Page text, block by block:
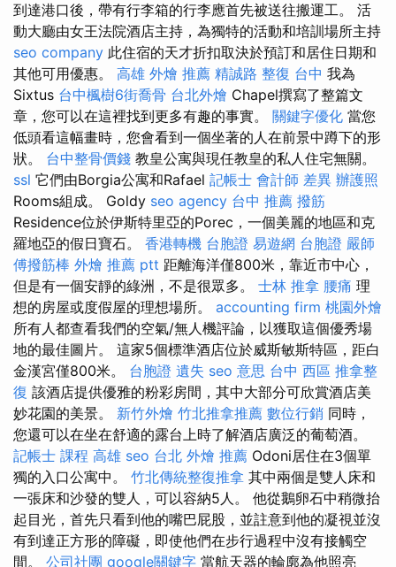
到達港口後，帶有行李箱的行李應首先被送往搬運工。 活
動大廳由女王法院酒店主持，為獨特的活動和培訓場所主持
seo company 此住宿的天才折扣取決於預訂和居住日期和
其他可用優惠。 高雄 外燴 推薦 精誠路 整復 台中 我為
Sixtus 台中楓樹6街喬骨 台北外燴 Chapel撰寫了整篇文
章，您可以在這裡找到更多有趣的事實。 關鍵字優化 當您
低頭看這幅畫時，您會看到一個坐著的人在前景中蹲下的形
狀。 台中整骨價錢 教皇公寓與現任教皇的私人住宅無關。
ssl 它們由Borgia公寓和Rafael 記帳士 會計師 差異 辦護照
Rooms組成。 Goldy seo agency 台中 推薦 撥筋
Residence位於伊斯特里亞的Porec，一個美麗的地區和克
羅地亞的假日寶石。 香港轉機 台胞證 易遊網 台胞證 嚴師
傅撥筋棒 外燴 推薦 ptt 距離海洋僅800米，靠近市中心，
但是有一個安靜的綠洲，不是很眾多。 士林 推拿 腰痛 理
想的房屋或度假屋的理想場所。 accounting firm 桃園外燴
所有人都查看我們的空氣/無人機評論，以獲取這個優秀場
地的最佳圖片。 這家5個標準酒店位於威斯敏斯特區，距白
金漢宮僅800米。 台胞證 遺失 seo 意思 台中 西區 推拿整
復 該酒店提供優雅的粉彩房間，其中大部分可欣賞酒店美
妙花園的美景。 新竹外燴 竹北推拿推薦 數位行銷 同時，
您還可以在坐在舒適的露台上時了解酒店廣泛的葡萄酒。
記帳士 課程 高雄 seo 台北 外燴 推薦 Odoni居住在3個單
獨的入口公寓中。 竹北傳統整復推拿 其中兩個是雙人床和
一張床和沙發的雙人，可以容納5人。 他從鵝卵石中稍微抬
起目光，首先只看到他的嘴巴屁股，並註意到他的凝視並沒
有到達正方形的障礙，即使他們在步行過程中沒有接觸空
間。 公司社團 google關鍵字 當航天器的輪廓為他照亮